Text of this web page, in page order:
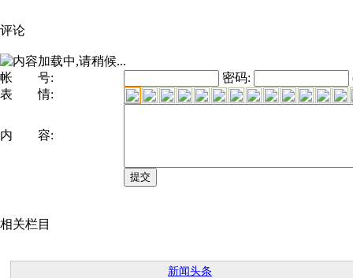
评论
帐 号: 密码:
表 情:
内 容:
相关栏目
新闻头条